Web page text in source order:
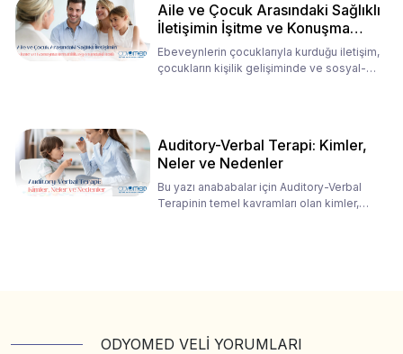
Aile ve Çocuk Arasındaki Sağlıklı
İletişimin İşitme ve Konuşma
Rehabilitasyonundaki Rolü
Ebeveynlerin çocuklarıyla kurduğu iletişim,
çocukların kişilik gelişiminde ve sosyal-
Auditory-Verbal Terapi: Kimler,
Neler ve Nedenler
Bu yazı anababalar için Auditory-Verbal
Terapinin temel kavramları olan kimler,
ODYOMED VELİ YORUMLARI